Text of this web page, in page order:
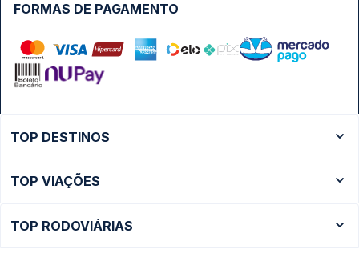
FORMAS DE PAGAMENTO
TOP DESTINOS
Ônibus São Paulo
TOP VIAÇÕES
TOP RODOVIÁRIAS